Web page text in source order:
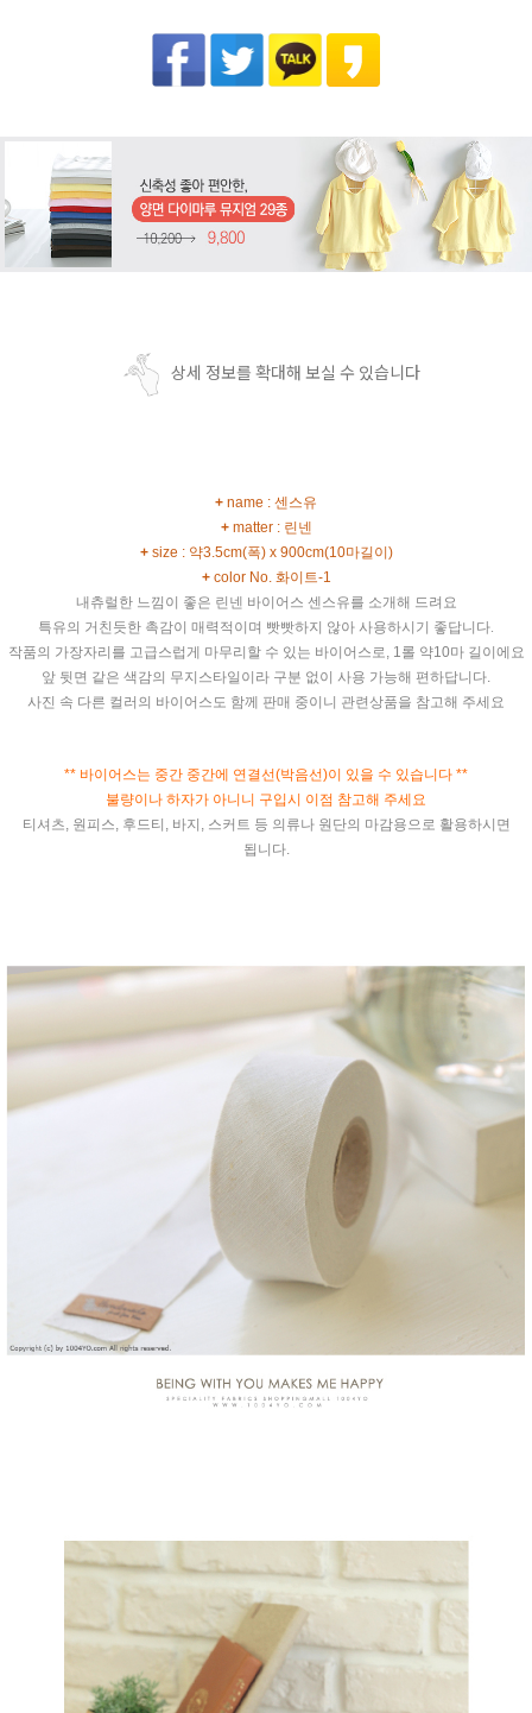
상세 정보를 확대해 보실 수 있습니다
+ name : 센스유
+matter : 린넨
+size : 약3.5cm(폭) x 900cm(10마길이 )
+color No. 화이트-1
내츄럴한 느낌이 좋은 린넨 바이어스 센스유를 소개해 드려요
특유의 거친듯한 촉감이 매력적이며 빳빳하지 않아 사용하시기 좋답니다.
작품의 가장자리를 고급스럽게 마무리할 수 있는 바이어스로, 1롤 약10마 길이에요
앞 뒷면 같은 색감의 무지스타일이라 구분 없이 사용 가능해 편하답니다.
사진 속 다른 컬러의 바이어스도 함께 판매 중이니 관련상품을 참고해 주세요
** 바이어스는 중간 중간에 연결선(박음선)이 있을 수 있습니다 **
불량이나 하자가 아니니 구입시 이점 참고해 주세요
티셔츠, 원피스, 후드티 , 바지 , 스커트 등 의류나 원단의 마감용으로 활용하시면
됩니다.